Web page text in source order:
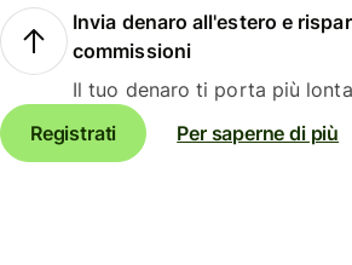
Invia denaro all'estero e
commissioni
Il tuo denaro ti porta più
Registrati
Per saperne di più